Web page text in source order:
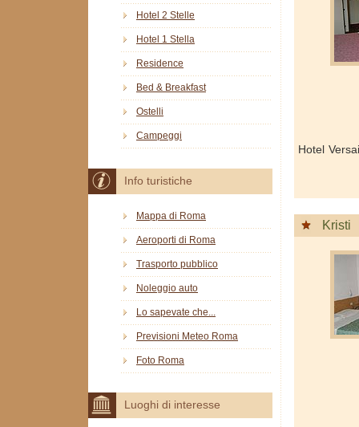
Hotel
Kristi
Hotel 2 Stelle
Hotel 1 Stella
Residence
Bed & Breakfast
Ostelli
Campeggi
Info turistiche
Mappa di Roma
Aeroporti di Roma
Trasporto pubblico
Noleggio auto
Lo sapevate che...
Previsioni Meteo Roma
Foto Roma
Luoghi di interesse